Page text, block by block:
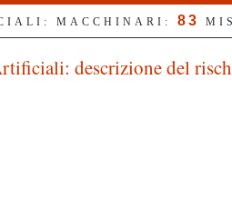
MACCHINARI: 83
descrizione del